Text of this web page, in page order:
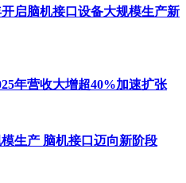
启脑机接口设备大规模生产新
年营收大增超40%加速扩张
生产 脑机接口迈向新阶段